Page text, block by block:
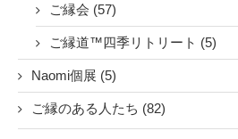
ご縁会 (57)
ご縁道™四季リトリート (5)
Naomi個展 (5)
ご縁のある人たち (82)